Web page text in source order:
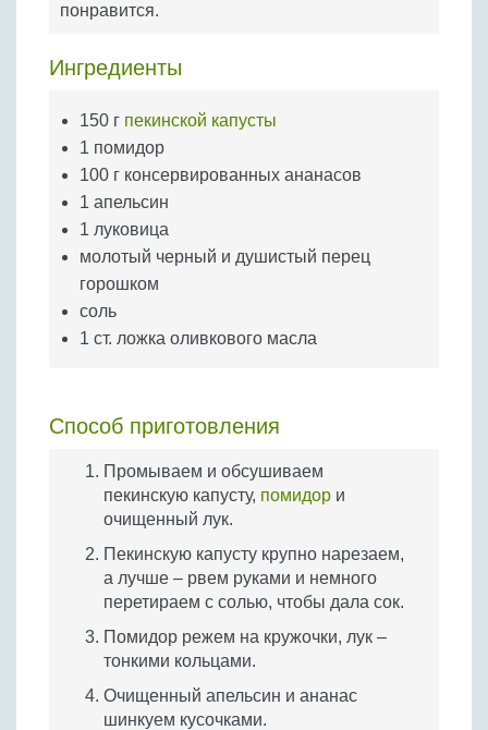
Бобовые
Крупы
понравится.
Ингредиенты
150 г пекинской капусты
1 помидор
100 г консервированных ананасов
1 апельсин
1 луковица
молотый черный и душистый перец
горошком
соль
1 ст. ложка оливкового масла
Способ приготовления
Промываем и обсушиваем
пекинскую капусту, помидор и
очищенный лук.
Пекинскую капусту крупно нарезаем,
а лучше – рвем руками и немного
перетираем с солью, чтобы дала сок.
Помидор режем на кружочки, лук –
тонкими кольцами.
Очищенный апельсин и ананас
шинкуем кусочками.